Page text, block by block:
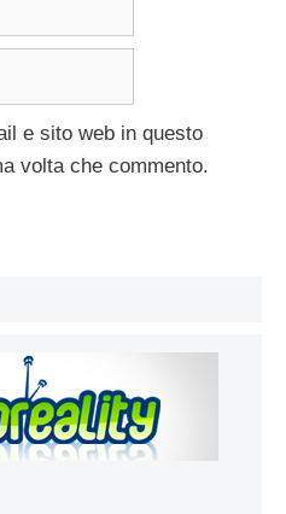
e sito web in questo
volta che commento.